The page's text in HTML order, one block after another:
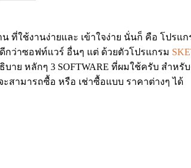
ช้งานง่ายและ เข้าใจง่าย นั่นก็ คือ โปรแก
กว่าซอฟท์แวร์ อื่นๆ แต่ ด้วยตัวโปรแกรม
บาย หลักๆ 3 SOFTWARE ที่ผมใช้ครับ สำห
สามารถซื้อ หรือ เช่าซื้อแบบ ราคาต่างๆ ได้